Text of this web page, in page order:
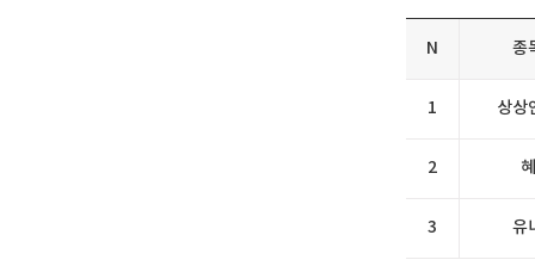
N 종
1 상상
2
3 유